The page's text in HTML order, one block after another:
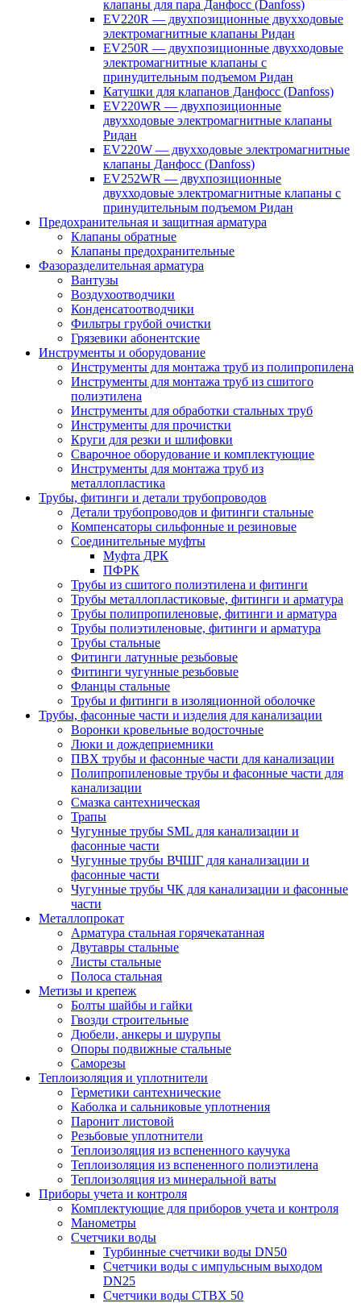
клапаны для пара Данфосс (Danfoss)
EV220R — двухпозиционные двухходовые
электромагнитные клапаны Ридан
EV250R — двухпозиционные двухходовые
электромагнитные клапаны с
принудительным подъемом Ридан
Катушки для клапанов Данфосс (Danfoss)
EV220WR — двухпозиционные
двухходовые электромагнитные клапаны
Ридан
EV220W — двухходовые электромагнитные
клапаны Данфосс (Danfoss)
EV252WR — двухпозиционные
двухходовые электромагнитные клапаны с
принудительным подъемом Ридан
Предохранительная и защитная арматура
Клапаны обратные
Клапаны предохранительные
Фазоразделительная арматура
Вантузы
Воздухоотводчики
Конденсатоотводчики
Фильтры грубой очистки
Грязевики абонентские
Инструменты и оборудование
Инструменты для монтажа труб из полипропилена
Инструменты для монтажа труб из сшитого
полиэтилена
Инструменты для обработки стальных труб
Инструменты для прочистки
Круги для резки и шлифовки
Сварочное оборудование и комплектующие
Инструменты для монтажа труб из
металлопластика
Трубы, фитинги и детали трубопроводов
Детали трубопроводов и фитинги стальные
Компенсаторы сильфонные и резиновые
Соединительные муфты
Муфта ДРК
ПФРК
Трубы из сшитого полиэтилена и фитинги
Трубы металлопластиковые, фитинги и арматура
Трубы полипропиленовые, фитинги и арматура
Трубы полиэтиленовые, фитинги и арматура
Трубы стальные
Фитинги латунные резьбовые
Фитинги чугунные резьбовые
Фланцы стальные
Трубы и фитинги в изоляционной оболочке
Трубы, фасонные части и изделия для канализации
Воронки кровельные водосточные
Люки и дождеприемники
ПВХ трубы и фасонные части для канализации
Полипропиленовые трубы и фасонные части для
канализации
Смазка сантехническая
Трапы
Чугунные трубы SML для канализации и
фасонные части
Чугунные трубы ВЧШГ для канализации и
фасонные части
Чугунные трубы ЧК для канализации и фасонные
части
Металлопрокат
Арматура стальная горячекатанная
Двутавры стальные
Листы стальные
Полоса стальная
Метизы и крепеж
Болты шайбы и гайки
Гвозди строительные
Дюбели, анкеры и шурупы
Опоры подвижные стальные
Саморезы
Теплоизоляция и уплотнители
Герметики сантехнические
Каболка и сальниковые уплотнения
Паронит листовой
Резьбовые уплотнители
Теплоизоляция из вспененного каучука
Теплоизоляция из вспененного полиэтилена
Теплоизоляция из минеральной ваты
Приборы учета и контроля
Комплектующие для приборов учета и контроля
Манометры
Счетчики воды
Турбинные счетчики воды DN50
Счетчики воды с импульсным выходом
DN25
Счетчики воды СТВХ 50